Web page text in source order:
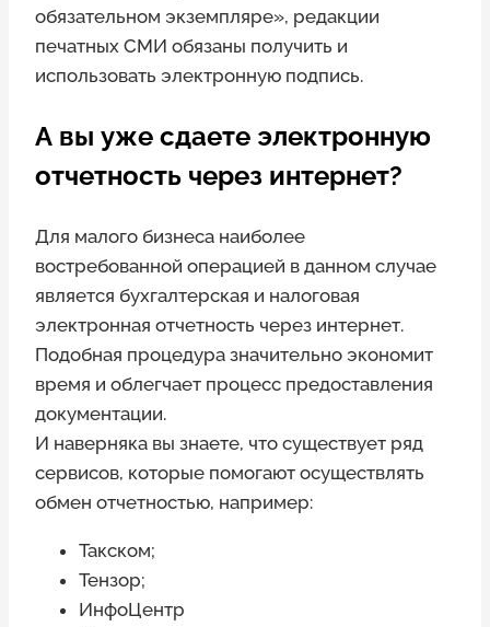
обязательном экземпляре», редакции
печатных СМИ обязаны получить и
использовать электронную подпись.
А вы уже сдаете электронную
отчетность через интернет?
Для малого бизнеса наиболее
востребованной операцией в данном случае
является бухгалтерская и налоговая
электронная отчетность через интернет.
Подобная процедура значительно экономит
время и облегчает процесс предоставления
документации.
И наверняка вы знаете, что существует ряд
сервисов, которые помогают осуществлять
обмен отчетностью, например:
Такском;
Тензор;
ИнфоЦентр